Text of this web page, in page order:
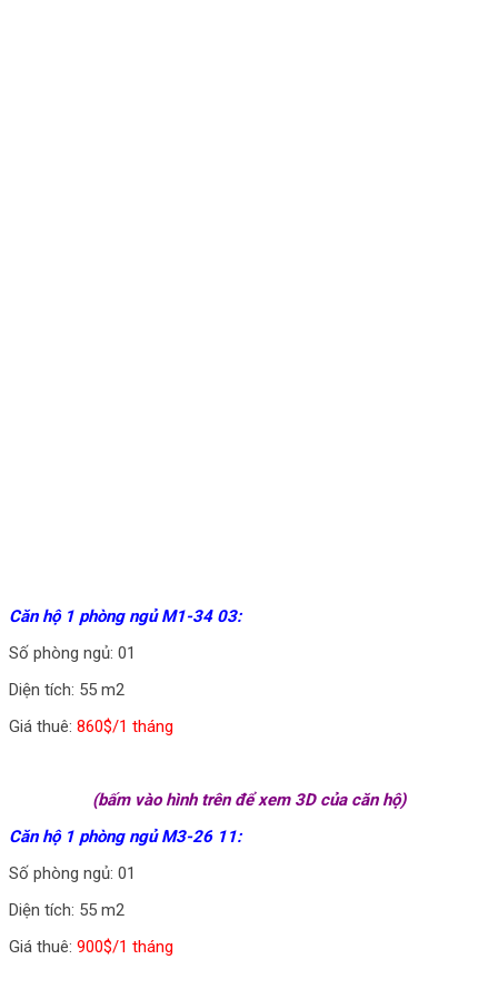
Căn hộ 1 phòng ngủ M1-34 03:
Số phòng ngủ: 01
Diện tích: 55 m2
Giá thuê: 860$/1 tháng
(bấm vào hình trên để xem 3D của căn hộ)
Căn hộ 1 phòng ngủ M3-26 11:
Số phòng ngủ: 01
Diện tích: 55 m2
Giá thuê: 900$/1 tháng